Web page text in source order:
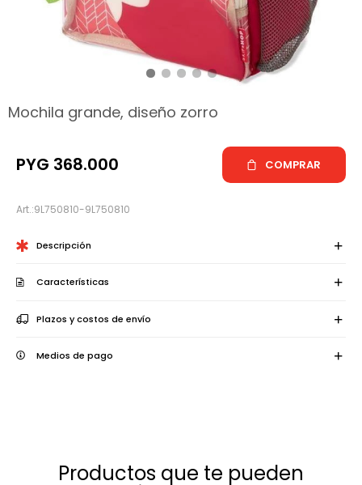
Mochila grande, diseño zorro
9L750810-9L750810
PYG 368.000 COMPRAR
Descripción
Características
Plazos y costos de envío
Medios de pago
Productos que te pueden